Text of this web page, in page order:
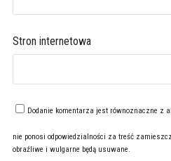
Stron internetowa
Dodanie komentarza jest równoznaczne z
nie ponosi odpowiedzialności za treść
obraźliwe i wulgarne będą usuwane.